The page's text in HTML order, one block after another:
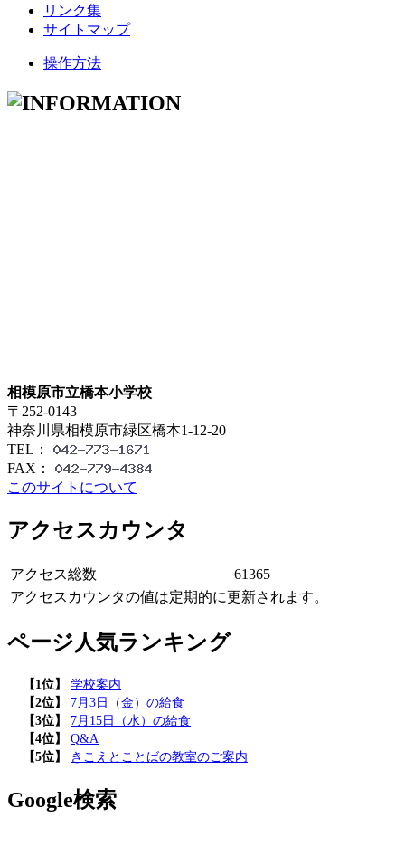
リンク集
サイトマップ
操作方法
相模原市立橋本小学校
〒252-0143
神奈川県相模原市緑区橋本1-12-20
TEL：
FAX：
このサイトについて
アクセスカウンタ
アクセス総数
61365
アクセスカウンタの値は定期的に更新されます。
ページ人気ランキング
【1位】
学校案内
【2位】
7月3日（金）の給食
【3位】
7月15日（水）の給食
【4位】
Q&A
【5位】
きこえとことばの教室のご案内
Google検索